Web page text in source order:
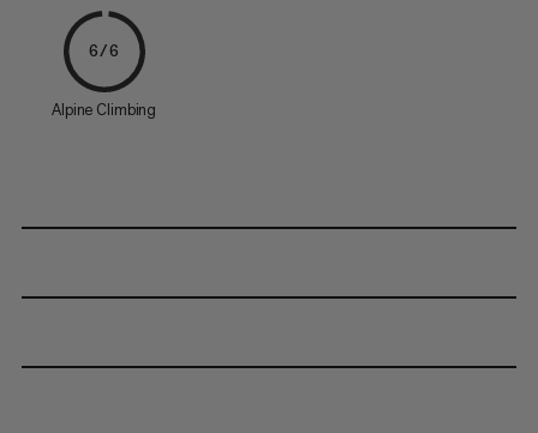
6/6
Alpine Climbing